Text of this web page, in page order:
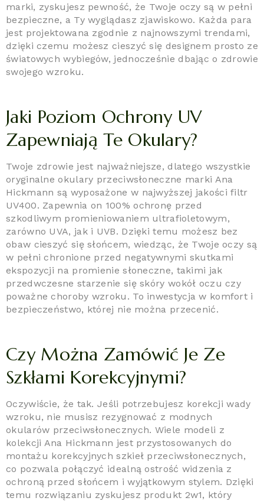
marki, zyskujesz pewność, że Twoje oczy są w pełni
bezpieczne, a Ty wyglądasz zjawiskowo. Każda para
jest projektowana zgodnie z najnowszymi trendami,
dzięki czemu możesz cieszyć się designem prosto ze
światowych wybiegów, jednocześnie dbając o zdrowie
swojego wzroku.
Jaki Poziom Ochrony UV
Zapewniają Te Okulary?
Twoje zdrowie jest najważniejsze, dlatego wszystkie
oryginalne okulary przeciwsłoneczne marki Ana
Hickmann są wyposażone w najwyższej jakości filtr
UV400. Zapewnia on 100% ochronę przed
szkodliwym promieniowaniem ultrafioletowym,
zarówno UVA, jak i UVB. Dzięki temu możesz bez
obaw cieszyć się słońcem, wiedząc, że Twoje oczy są
w pełni chronione przed negatywnymi skutkami
ekspozycji na promienie słoneczne, takimi jak
przedwczesne starzenie się skóry wokół oczu czy
poważne choroby wzroku. To inwestycja w komfort i
bezpieczeństwo, której nie można przecenić.
Czy Można Zamówić Je Ze
Szkłami Korekcyjnymi?
Oczywiście, że tak. Jeśli potrzebujesz korekcji wady
wzroku, nie musisz rezygnować z modnych
okularów przeciwsłonecznych. Wiele modeli z
kolekcji Ana Hickmann jest przystosowanych do
montażu korekcyjnych szkieł przeciwsłonecznych,
co pozwala połączyć idealną ostrość widzenia z
ochroną przed słońcem i wyjątkowym stylem. Dzięki
temu rozwiązaniu zyskujesz produkt 2w1, który